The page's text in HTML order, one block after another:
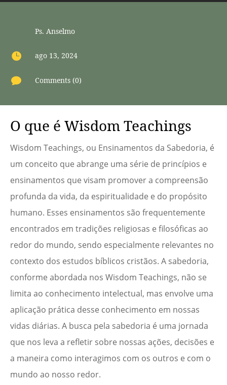
Ps. Anselmo
 ago 13, 2024
 Comments (0)
O que é Wisdom Teachings
Wisdom Teachings, ou Ensinamentos da Sabedoria, é
um conceito que abrange uma série de princípios e
ensinamentos que visam promover a compreensão
profunda da vida, da espiritualidade e do propósito
humano. Esses ensinamentos são frequentemente
encontrados em tradições religiosas e filosóficas ao
redor do mundo, sendo especialmente relevantes no
contexto dos estudos bíblicos cristãos. A sabedoria,
conforme abordada nos Wisdom Teachings, não se
limita ao conhecimento intelectual, mas envolve uma
aplicação prática desse conhecimento em nossas
vidas diárias. A busca pela sabedoria é uma jornada
que nos leva a refletir sobre nossas ações, decisões e
a maneira como interagimos com os outros e com o
mundo ao nosso redor.